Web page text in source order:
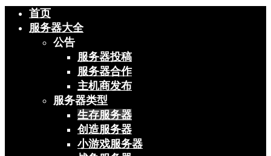
首页
服务器大全
公告
服务器投稿
服务器合作
主机商发布
服务器类型
生存服务器
创造服务器
小游戏服务器